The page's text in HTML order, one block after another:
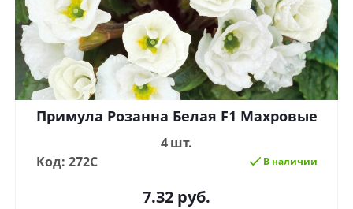
Примула Розанна Белая F1 Махровые
4 шт.
Код: 272С
В наличии
7.32 руб.